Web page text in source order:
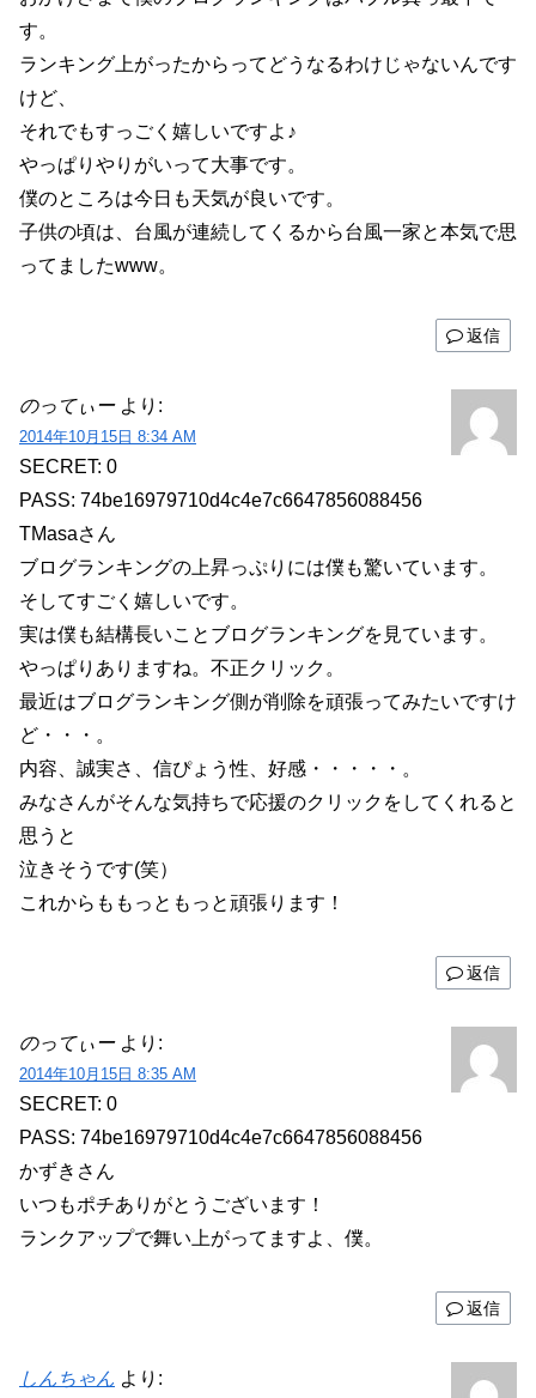
す。
ランキング上がったからってどうなるわけじゃないんです
けど、
それでもすっごく嬉しいですよ♪
やっぱりやりがいって大事です。
僕のところは今日も天気が良いです。
子供の頃は、台風が連続してくるから台風一家と本気で思
ってましたwww。
返信
のってぃー より:
2014年10月15日 8:34 AM
SECRET: 0
PASS: 74be16979710d4c4e7c6647856088456
TMasaさん
ブログランキングの上昇っぷりには僕も驚いています。
そしてすごく嬉しいです。
実は僕も結構長いことブログランキングを見ています。
やっぱりありますね。不正クリック。
最近はブログランキング側が削除を頑張ってみたいですけ
ど・・・。
内容、誠実さ、信ぴょう性、好感・・・・・。
みなさんがそんな気持ちで応援のクリックをしてくれると
思うと
泣きそうです(笑）
これからももっともっと頑張ります！
返信
のってぃー より:
2014年10月15日 8:35 AM
SECRET: 0
PASS: 74be16979710d4c4e7c6647856088456
かずきさん
いつもポチありがとうございます！
ランクアップで舞い上がってますよ、僕。
返信
しんちゃん より: